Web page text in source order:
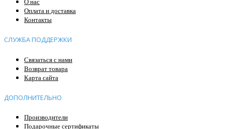
О нас
Оплата и доставка
Контакты
СЛУЖБА ПОДДЕРЖКИ
Связаться с нами
Возврат товара
Карта сайта
ДОПОЛНИТЕЛЬНО
Производители
Подарочные сертификаты